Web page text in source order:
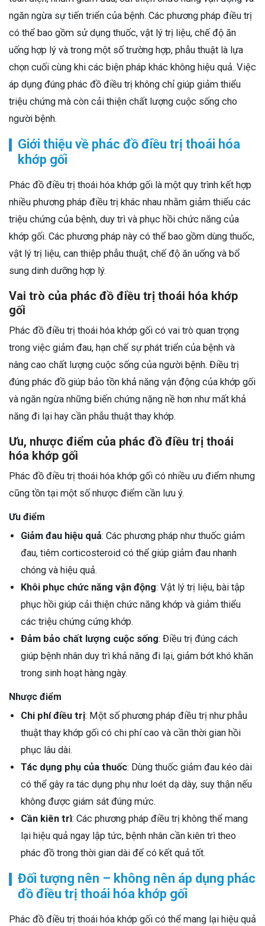
ngăn ngừa sự tiến triển của bệnh. Các phương pháp điều trị
có thể bao gồm sử dụng thuốc, vật lý trị liệu, chế độ ăn
uống hợp lý và trong một số trường hợp, phẫu thuật là lựa
chọn cuối cùng khi các biện pháp khác không hiệu quả. Việc
áp dụng đúng phác đồ điều trị không chỉ giúp giảm thiểu
triệu chứng mà còn cải thiện chất lượng cuộc sống cho
người bệnh.
Giới thiệu về phác đồ điều trị thoái hóa
khớp gối
Phác đồ điều trị thoái hóa khớp gối là một quy trình kết hợp
nhiều phương pháp điều trị khác nhau nhằm giảm thiểu các
triệu chứng của bệnh, duy trì và phục hồi chức năng của
khớp gối. Các phương pháp này có thể bao gồm dùng thuốc,
vật lý trị liệu, can thiệp phẫu thuật, chế độ ăn uống và bổ
sung dinh dưỡng hợp lý.
Vai trò của phác đồ điều trị thoái hóa khớp
gối
Phác đồ điều trị thoái hóa khớp gối có vai trò quan trọng
trong việc giảm đau, hạn chế sự phát triển của bệnh và
nâng cao chất lượng cuộc sống của người bệnh. Điều trị
đúng phác đồ giúp bảo tồn khả năng vận động của khớp gối
và ngăn ngừa những biến chứng nặng nề hơn như mất khả
năng đi lại hay cần phẫu thuật thay khớp.
Ưu, nhược điểm của phác đồ điều trị thoái
hóa khớp gối
Phác đồ điều trị thoái hóa khớp gối có nhiều ưu điểm nhưng
cũng tồn tại một số nhược điểm cần lưu ý.
Ưu điểm
Giảm đau hiệu quả: Các phương pháp như thuốc giảm
đau, tiêm corticosteroid có thể giúp giảm đau nhanh
chóng và hiệu quả.
Khôi phục chức năng vận động: Vật lý trị liệu, bài tập
phục hồi giúp cải thiện chức năng khớp và giảm thiểu
các triệu chứng cứng khớp.
Đảm bảo chất lượng cuộc sống: Điều trị đúng cách
giúp bệnh nhân duy trì khả năng đi lại, giảm bớt khó khăn
trong sinh hoạt hàng ngày.
Nhược điểm
Chi phí điều trị: Một số phương pháp điều trị như phẫu
thuật thay khớp gối có chi phí cao và cần thời gian hồi
phục lâu dài.
Tác dụng phụ của thuốc: Dùng thuốc giảm đau kéo dài
có thể gây ra tác dụng phụ như loét dạ dày, suy thận nếu
không được giám sát đúng mức.
Cần kiên trì: Các phương pháp điều trị không thể mang
lại hiệu quả ngay lập tức, bệnh nhân cần kiên trì theo
phác đồ trong thời gian dài để có kết quả tốt.
Đối tượng nên – không nên áp dụng phác
đồ điều trị thoái hóa khớp gối
Phác đồ điều trị thoái hóa khớp gối có thể mang lại hiệu quả